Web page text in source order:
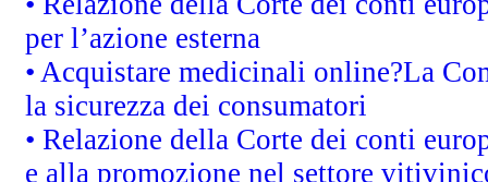
per l’azione esterna
• Acquistare medicinali online?La
la sicurezza dei consumatori
• Relazione della Corte dei conti
e alla promozione nel settore